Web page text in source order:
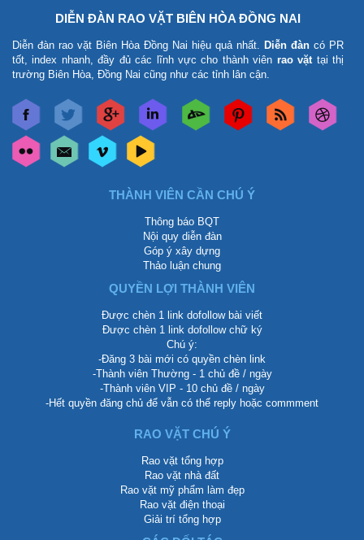
DIỄN ĐÀN RAO VẶT BIÊN HÒA ĐỒNG NAI
Diễn đàn rao vặt Biên Hòa Đồng Nai hiệu quả nhất. Diễn đàn có PR
tốt, index nhanh, đầy đủ các lĩnh vực cho thành viên rao vặt tại thị
trường Biên Hòa, Đồng Nai cũng như các tỉnh lân cận.
THÀNH VIÊN CẦN CHÚ Ý
Thông báo BQT
Nội quy diễn đàn
Góp ý xây dựng
Thảo luận chung
QUYỀN LỢI THÀNH VIÊN
Được chèn 1 link dofollow bài viết
Được chèn 1 link dofollow chữ ký
Chú ý:
-Đăng 3 bài mới có quyền chèn link
-Thành viên Thường - 1 chủ đề / ngày
-Thành viên VIP - 10 chủ đề / ngày
-Hết quyền đăng chủ để vẫn có thể reply hoặc commment
RAO VẶT CHÚ Ý
Rao vặt tổng hợp
Rao vặt nhà đất
Rao vặt mỹ phẩm làm đẹp
Rao vặt điện thoại
Giải trí tổng hợp